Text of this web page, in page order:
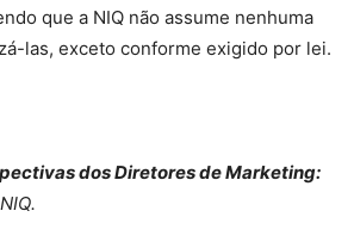
que a NIQ não assume nenhuma
las, exceto conforme exigido por lei.
dos Diretores de Marketing: